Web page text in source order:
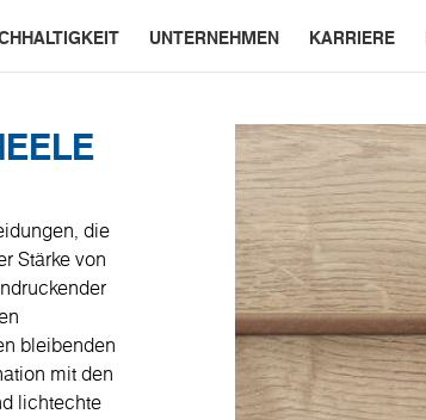
UNTERNEHMEN KARRIERE
die
Stärke von
bleibenden
mit den
lichtechte